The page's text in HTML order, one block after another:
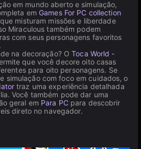
em mundo aberto e simulação,
em Games For PC collection
misturam missões e liberdade
Miraculous também podem
com seus personagens favoritos
.
na decoração? OToca World -
que você decore oito casas
para oito personagens. Se
simulação com foco em cuidados, o
traz uma experiência detalhada
Você também pode dar uma
geral em Para PCpara descobrir
direto no navegador.